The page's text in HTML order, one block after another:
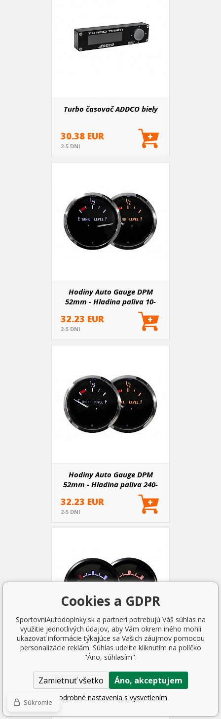
Turbo časovač ADDCO biely
30.38 EUR
2-5 DNI
Hodiny Auto Gauge DPM
52mm - Hladina paliva 10-
32.23 EUR
2-5 DNI
Hodiny Auto Gauge DPM
52mm - Hladina paliva 240-
32.23 EUR
2-5 DNI
Zegar Auto Gauge T90 52mm -
32.23 EUR
2-5 DNI
Cookies a GDPR
SportovniAutodoplnky.sk a partneri potrebujú Váš súhlas na
využitie jednotlivých údajov, aby Vám okrem iného mohli
ukazovať informácie týkajúce sa Vašich záujmov pomocou
personalizácie reklám. Súhlas udelíte kliknutím na políčko
"Áno, súhlasím".
Zamietnuť všetko Áno, akceptujem
Podrobné nastavenia s vysvetlením
Súkromie